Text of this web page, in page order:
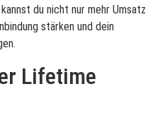
du nicht nur mehr Umsatz
stärken und dein
Lifetime